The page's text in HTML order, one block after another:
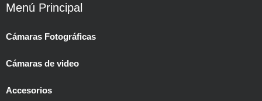
Menú Principal
Cámaras Fotográficas
Cámaras de video
Accesorios